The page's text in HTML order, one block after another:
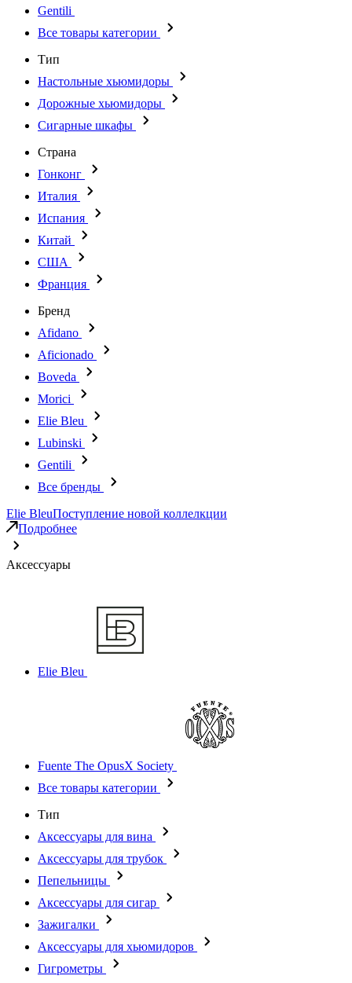
Gentili
Все товары категории
Тип
Настольные хьюмидоры
Дорожные хьюмидоры
Сигарные шкафы
Страна
Гонконг
Италия
Испания
Китай
США
Франция
Бренд
Afidano
Aficionado
Boveda
Morici
Elie Bleu
Lubinski
Gentili
Все бренды
Elie BleuПоступление новой коллелкции
Подробнее
Аксессуары
Elie Bleu
Fuente The OpusX Society
Все товары категории
Тип
Аксессуары для вина
Аксессуары для трубок
Пепельницы
Аксессуары для сигар
Зажигалки
Аксессуары для хьюмидоров
Гигрометры